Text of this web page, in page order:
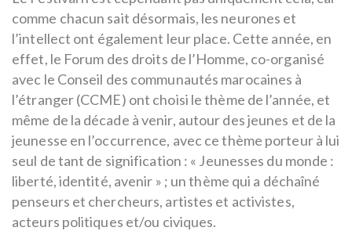
comme chacun sait désormais, les neurones et
l’intellect ont également leur place. Cette année, en
effet, le Forum des droits de l’Homme, co-organisé
avec le Conseil des communautés marocaines à
l’étranger (CCME) ont choisi le thème de l’année, et
même de la décade à venir, autour des jeunes et de la
jeunesse en l’occurrence, avec ce thème porteur à lui
seul de tant de signification : « Jeunesses du monde :
liberté, identité, avenir » ; un thème qui a déchaîné
penseurs et chercheurs, artistes et activistes,
acteurs politiques et/ou civiques.